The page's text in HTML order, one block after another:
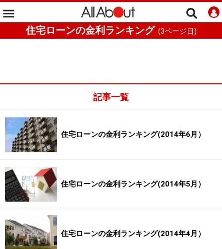
住宅ローンの金利ランキング (3ページ目)
記事一覧
住宅ローンの金利ランキング(2014年6月）
住宅ローンの金利ランキング(2014年5月）
住宅ローンの金利ランキング(2014年4月）